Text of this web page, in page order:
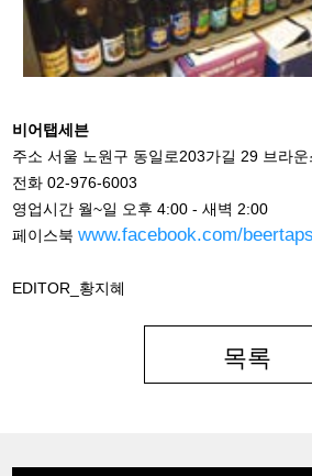
비어탭세븐
주소 서울 노원구 동일로203가길 29 브라
전화 02-976-6003
영업시간 월~일 오후 4:00 - 새벽 2:00
페이스북www.facebook.com/
EDITOR_황지혜
목록